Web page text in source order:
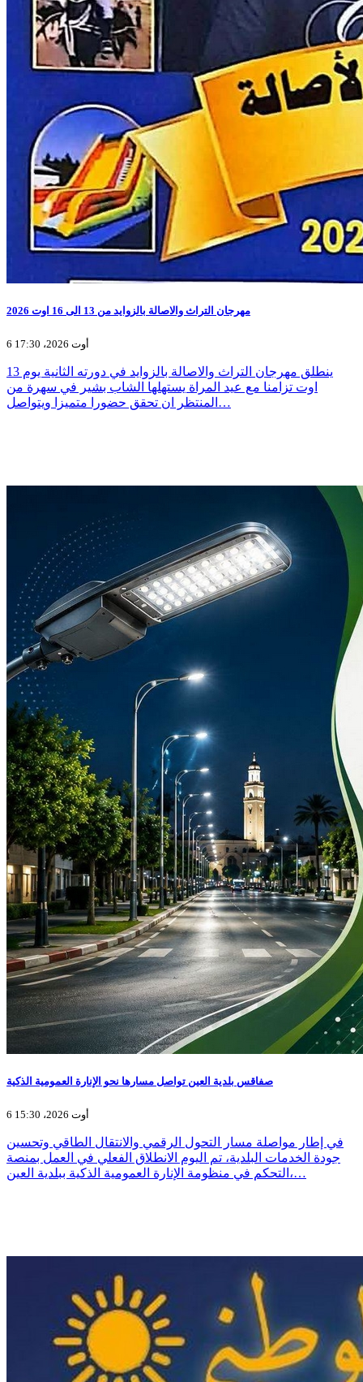
مهرجان التراث والاصالة بالزوايد من 13 الى 16 اوت 2026
6 أوت 2026، 17:30
ينطلق مهرجان التراث والاصالة بالزوايد في دورته الثانية يوم 13
اوت تزامنا مع عيد المراة يستهلها الشاب بشير في سهرة من
المنتظر ان تحقق حضورا متميزا ويتواصل…
صفاقس بلدية العين تواصل مسارها نحو الإنارة العمومية الذكية
6 أوت 2026، 15:30
في إطار مواصلة مسار التحول الرقمي والانتقال الطاقي وتحسين
جودة الخدمات البلدية، تم اليوم الانطلاق الفعلي في العمل بمنصة
التحكم في منظومة الإنارة العمومية الذكية ببلدية العين،…